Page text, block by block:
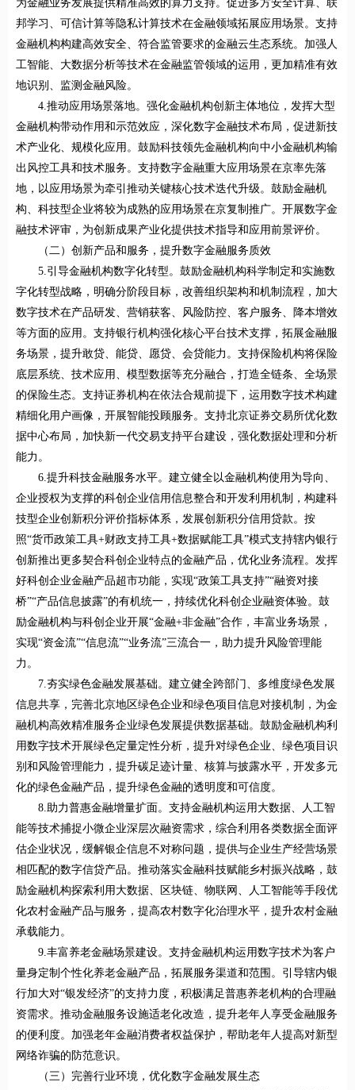
为金融业务发展提供精准高效的算力支持。促进多方安全计算、联
邦学习、可信计算等隐私计算技术在金融领域拓展应用场景。支持
金融机构构建高效安全、符合监管要求的金融云生态系统。加强人
工智能、大数据分析等技术在金融监管领域的运用，更加精准有效
地识别、监测金融风险。
4.推动应用场景落地。强化金融机构创新主体地位，发挥大型
金融机构带动作用和示范效应，深化数字金融技术布局，促进新技
术产业化、规模化应用。鼓励科技领先金融机构向中小金融机构输
出风控工具和技术服务。支持数字金融重大应用场景在京率先落
地，以应用场景为牵引推动关键核心技术迭代升级。鼓励金融机
构、科技型企业将较为成熟的应用场景在京复制推广。开展数字金
融技术评审，为创新成果产业化提供技术指导和应用前景评价。
（二）创新产品和服务，提升数字金融服务质效
5.引导金融机构数字化转型。鼓励金融机构科学制定和实施数
字化转型战略，明确分阶段目标，改善组织架构和机制流程，加大
数字技术在产品研发、营销获客、风险防控、客户服务、降本增效
等方面的应用。支持银行机构强化核心平台技术支撑，拓展金融服
务场景，提升敢贷、能贷、愿贷、会贷能力。支持保险机构将保险
底层系统、技术应用、模型数据等充分融合，打造全链条、全场景
的保险生态。支持证券机构在依法合规前提下，运用数字技术构建
精细化用户画像，开展智能投顾服务。支持北京证券交易所优化数
据中心布局，加快新一代交易支持平台建设，强化数据处理和分析
能力。
6.提升科技金融服务水平。建立健全以金融机构使用为导向、
企业授权为支撑的科创企业信用信息整合和开发利用机制，构建科
技型企业创新积分评价指标体系，发展创新积分信用贷款。按
照“货币政策工具+财政支持工具+数据赋能工具”模式支持辖内银行
创新推出更多契合科创企业特点的金融产品，优化业务流程。发挥
好科创企业金融产品超市功能，实现“政策工具支持”“融资对接
桥”“产品信息披露”的有机统一，持续优化科创企业融资体验。鼓
励金融机构与科创企业开展“金融+非金融”合作，丰富业务场景，
实现“资金流”“信息流”“业务流”三流合一，助力提升风险管理能
力。
7.夯实绿色金融发展基础。建立健全跨部门、多维度绿色发展
信息共享，完善北京地区绿色企业和绿色项目信息对接机制，为金
融机构高效精准服务企业绿色发展提供数据基础。鼓励金融机构利
用数字技术开展绿色定量定性分析，提升对绿色企业、绿色项目识
别和风险管理能力，提升碳足迹计量、核算与披露水平，开发多元
化的绿色金融产品，提升绿色金融的透明度和可信度。
8.助力普惠金融增量扩面。支持金融机构运用大数据、人工智
能等技术捕捉小微企业深层次融资需求，综合利用各类数据全面评
估企业状况，缓解银企信息不对称问题，提供与企业生产经营场景
相匹配的数字信贷产品。推动落实金融科技赋能乡村振兴战略，鼓
励金融机构探索利用大数据、区块链、物联网、人工智能等手段优
化农村金融产品与服务，提高农村数字化治理水平，提升农村金融
承载能力。
9.丰富养老金融场景建设。支持金融机构运用数字技术为客户
量身定制个性化养老金融产品，拓展服务渠道和范围。引导辖内银
行加大对“银发经济”的支持力度，积极满足普惠养老机构的合理融
资需求。推动金融服务设施适老化改造，提升老年人享受金融服务
的便利度。加强老年金融消费者权益保护，帮助老年人提高对新型
网络诈骗的防范意识。
（三）完善行业环境，优化数字金融发展生态